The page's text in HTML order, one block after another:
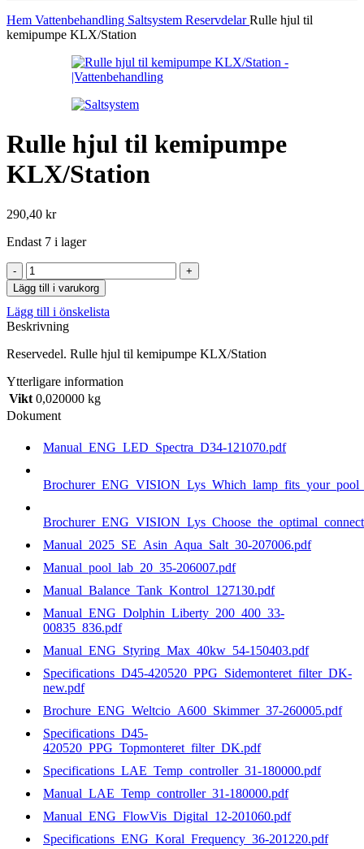
Hem Vattenbehandling Saltsystem ReservdelarRulle hjul til
kemipumpe KLX/Station
Rulle hjul til kemipumpe
KLX/Station
290,40 kr
Endast 7 i lager
Rulle
hjul
til
kemipumpe
KLX/Station
Lägg till i varukorg
Lägg till i önskelista
Beskrivning
Reservedel. Rulle hjul til kemipumpe KLX/Station
Ytterligare information
Vikt 0,020000 kg
Dokument
Manual_ENG_LED_Spectra_D34-121070.pdf
Manual_2025_SE_Asin_Aqua_Salt_30-207006.pdf
Manual_pool_lab_20_35-206007.pdf
Manual_Balance_Tank_Kontrol_127130.pdf
Manual_ENG_Dolphin_Liberty_200_400_33-
00835_836.pdf
Manual_ENG_Styring_Max_40kw_54-150403.pdf
Specifications_D45-420520_PPG_Sidemonteret_filter_DK-
new.pdf
Brochure_ENG_Weltcio_A600_Skimmer_37-260005.pdf
Specifications_D45-
420520_PPG_Topmonteret_filter_DK.pdf
Specifications_LAE_Temp_controller_31-180000.pdf
Manual_LAE_Temp_controller_31-180000.pdf
Manual_ENG_FlowVis_Digital_12-201060.pdf
Specifications_ENG_Koral_Frequency_36-201220.pdf